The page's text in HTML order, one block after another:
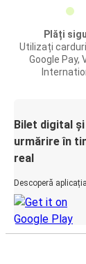
Plăți
Utilizați
Google Pay,
Bilet digital și
urmărire în
real
Descoperă